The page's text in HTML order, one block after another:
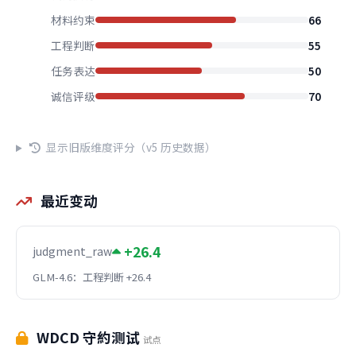
材料约束
66
工程判断
55
任务表达
50
诚信评级
70
显示旧版维度评分（v5 历史数据）
最近变动
judgment_raw +26.4
GLM-4.6：工程判断 +26.4
WDCD 守約测试试点